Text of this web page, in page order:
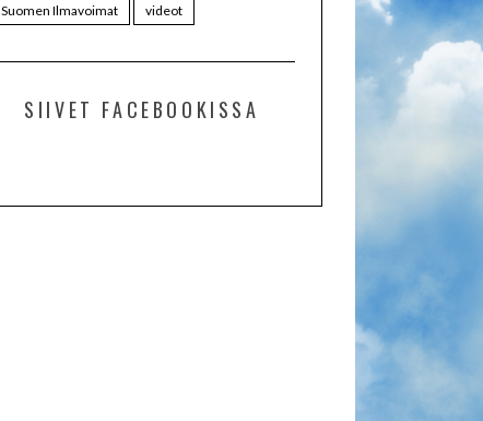
Suomen Ilmavoimat
videot
SIIVET FACEBOOKISSA